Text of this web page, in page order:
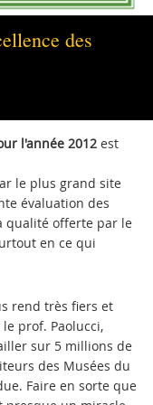
des
l'année 2012 est
le plus grand site
évaluation des
qualité offerte par le
en ce qui
rend très fiers et
prof. Paolucci,
sur 5 millions de
des Musées du
Faire en sorte que